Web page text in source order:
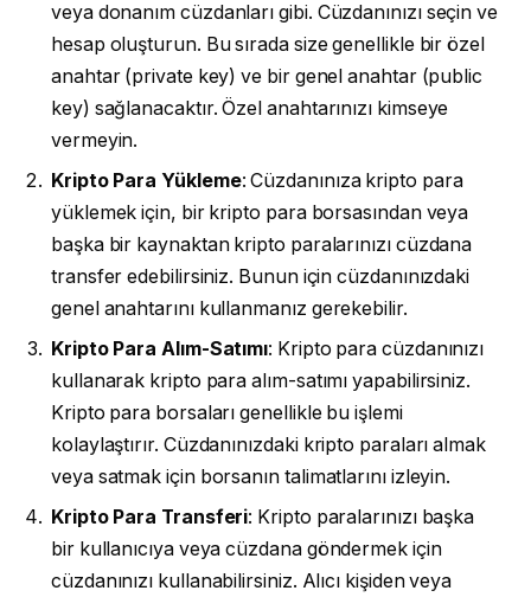
veya donanım cüzdanları gibi. Cüzdanınızı seçin ve
hesap oluşturun. Bu sırada size genellikle bir özel
anahtar (private key) ve bir genel anahtar (public
key) sağlanacaktır. Özel anahtarınızı kimseye
vermeyin.
Kripto Para Yükleme: Cüzdanınıza kripto para
yüklemek için, bir kripto para borsasından veya
başka bir kaynaktan kripto paralarınızı cüzdana
transfer edebilirsiniz. Bunun için cüzdanınızdaki
genel anahtarını kullanmanız gerekebilir.
Kripto Para Alım-Satımı: Kripto para cüzdanınızı
kullanarak kripto para alım-satımı yapabilirsiniz.
Kripto para borsaları genellikle bu işlemi
kolaylaştırır. Cüzdanınızdaki kripto paraları almak
veya satmak için borsanın talimatlarını izleyin.
Kripto Para Transferi: Kripto paralarınızı başka
bir kullanıcıya veya cüzdana göndermek için
cüzdanınızı kullanabilirsiniz. Alıcı kişiden veya